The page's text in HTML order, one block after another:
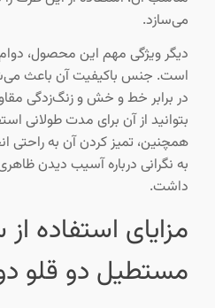
می‌سازد.
دیگر ویژگی مهم این محصول،
است. جنس باکیفیت آن باعث
در برابر خط و خش و زنگ‌زدگی
بتوانید از آن برای مدت طولانی
همچنین، تمیز کردن آن به راحتی
به نگرانی درباره آسیب دیدن
داشت.
مزایای استفاده
مستطیل دو قلو